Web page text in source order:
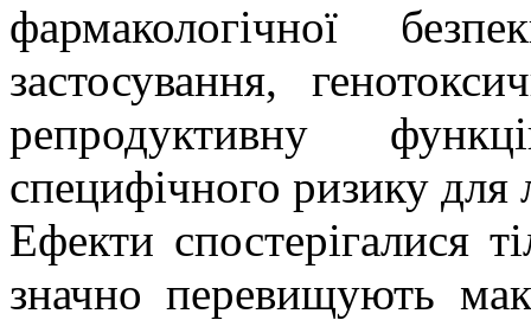
фармакологічної
застосування,
репродуктивну
специфічного ризику для
Ефекти спостерігалися
значно перевищують